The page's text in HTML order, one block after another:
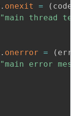
. onexit = ( code
"main thread
. onerror = ( err
"main error